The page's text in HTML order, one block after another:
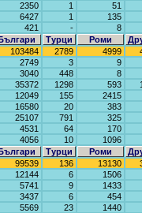
2350 1
51
6427 1
135
421 -
8
Турци Роми
103484 2789 4999
2749 3
9
3040 448
8
35372 1298 593
12049 155
2415
16580 20
383
25107 791
325
4531 64
170
4056 10
1096
Турци Роми
99539 136 13130
12144 6
1506
5741 9
1433
3437 6
454
5569 23
1440